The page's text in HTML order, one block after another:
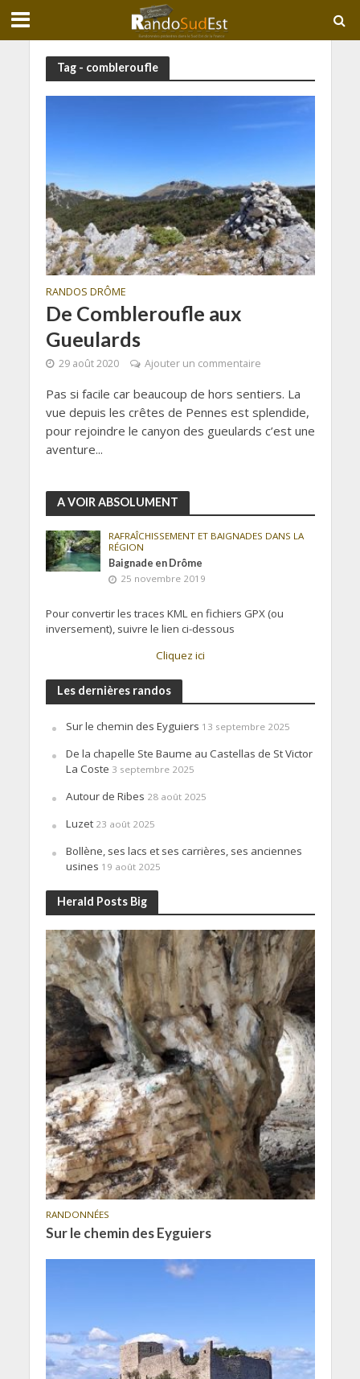
Tag - combleroufle
RANDOS DRÔME
De Combleroufle aux
Gueulards
29 août 2020 Ajouter un commentaire
Pas si facile car beaucoup de hors sentiers. La
vue depuis les crêtes de Pennes est splendide,
pour rejoindre le canyon des gueulards c’est une
aventure...
A VOIR ABSOLUMENT
RAFRAÎCHISSEMENT ET BAIGNADES DANS LA
RÉGION
Baignade en Drôme
25 novembre 2019
Pour convertir les traces KML en fichiers GPX (ou
inversement), suivre le lien ci-dessous
Cliquez ici
Les dernières randos
Sur le chemin des Eyguiers 13 septembre 2025
De la chapelle Ste Baume au Castellas de St Victor
La Coste 3 septembre 2025
Autour de Ribes 28 août 2025
Luzet 23 août 2025
Bollène, ses lacs et ses carrières, ses anciennes
usines 19 août 2025
Herald Posts Big
RANDONNÉES
Sur le chemin des Eyguiers